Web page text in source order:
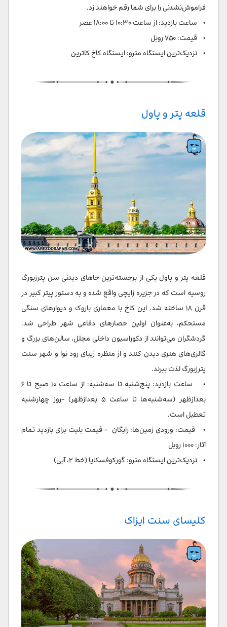
فراموش‌نشدنی را برای شما رقم خواهند زد.
• ساعت بازدید: از ساعت ۱۰:۳۰ تا ۱۸:۰۰ عصر
• قیمت: ۷۵۰ روبل
• نزدیک‌ترین ایستگاه مترو: ایستگاه کاخ کاترین
قلعه پتر و پاول
قلعه پتر و پاول یکی از برجسته‌ترین جاهای دیدنی سن پترزبورگ
روسیه است که در جزیره زایچی واقع شده و به دستور پیتر کبیر در
قرن ۱۸ ساخته شد. این کاخ با معماری باروک و دیوارهای سنگی
مستحکم، به‌عنوان اولین حصارهای دفاعی شهر طراحی شد.
گردشگران می‌توانند از دکوراسیون داخلی مجلل، سالن‌های بزرگ و
گالری‌های هنری دیدن کنند و از منظره زیبای رود نوا و شهر سنت
پترزبورگ لذت ببرند.
• ساعت بازدید: پنج‌شنبه تا سه‌شنبه: از ساعت ۱۰ صبح تا ۶
بعدازظهر (سه‌شنبه‌ها تا ساعت ۵ بعدازظهر) -روز چهارشنبه
تعطیل است.
• قیمت: ورودی زمین‌ها: رایگان - قیمت بلیت برای بازدید تمام
آثار: ۱۰۰۰ روبل
• نزدیک‌ترین ایستگاه مترو: گورکوفسکایا (خط ۲، آبی)
کلیسای سنت ایزاک